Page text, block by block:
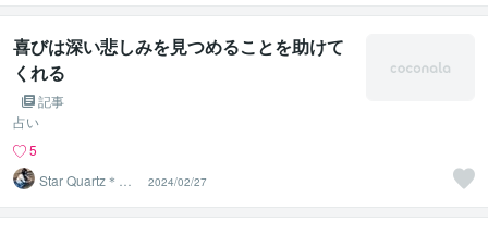
喜びは深い悲しみを見つめることを助けて
くれる
記事
占い
5
Star Quartz＊ス
タークォーツ
2024/02/27